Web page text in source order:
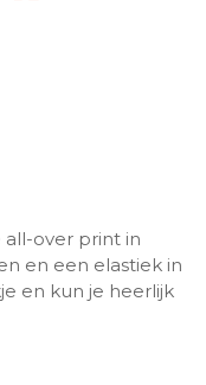
all-over print in
en een elastiek in
en kun je heerlijk